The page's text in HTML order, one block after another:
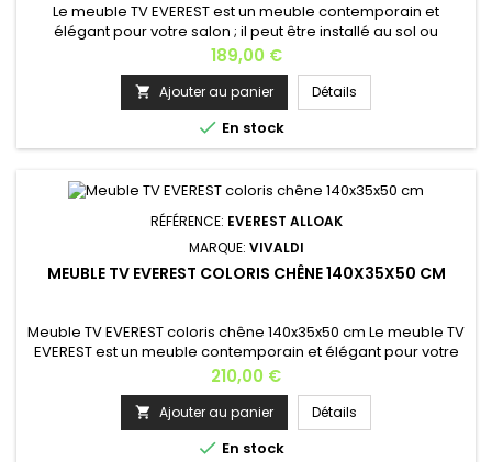
Le meuble TV EVEREST est un meuble contemporain et
élégant pour votre salon ; il peut être installé au sol ou
suspendu; En option, Ce meuble TV est disponible avec un
éclairage LED blanc.Largeur: 140 cmProfondeur: 35
cmHauteur: 50 cmEpaisseur : 16 mmPoids: 28,8 kgMatière :
MDF Coloris: corps chêne et la porte en anthracite Installation
: meuble TV...
Prix
189,00 €
 Ajouter au panier Détails
 En stock
RÉFÉRENCE: EVEREST ALLOAK
MARQUE: VIVALDI
MEUBLE TV EVEREST COLORIS CHÊNE 140X35X50 CM
Meuble TV EVEREST coloris chêne 140x35x50 cm Le meuble TV
EVEREST est un meuble contemporain et élégant pour votre
salon ; il peut être installé au sol ou suspendu; En option, Ce
meuble TV est disponible avec un éclairage LED bleu.
Largeur: 140 cmProfondeur: 35 cmHauteur: 50 cmEpaisseur :
16 mmPoids: 28,8 kgMatière : MDFColoris chêne et la porte
coloris...
Prix
210,00 €
 Ajouter au panier Détails
 En stock